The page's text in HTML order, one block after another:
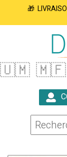
🎁
🇺🇲 🇲🇫